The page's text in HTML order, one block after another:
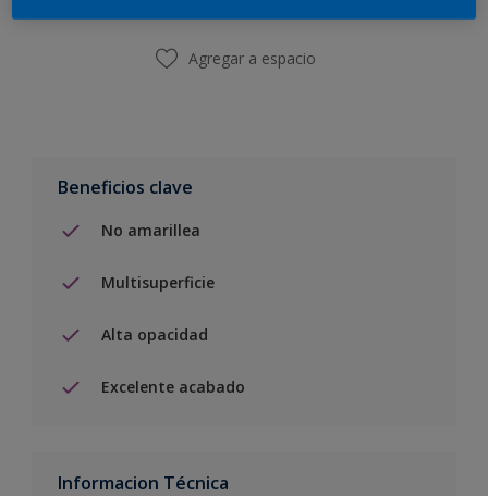
Agregar a espacio
Beneficios clave
No amarillea
Multisuperficie
Alta opacidad
Excelente acabado
Informacion Técnica